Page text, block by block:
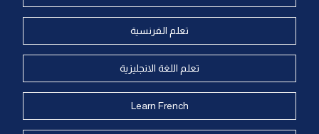
تعلم الفرنسية
تعلم اللغة الانجليزية
Learn French